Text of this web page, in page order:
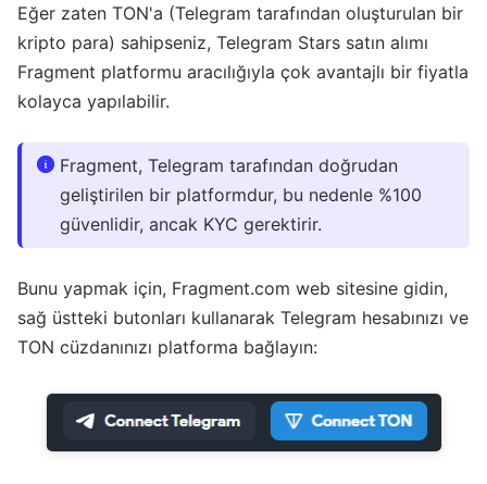
Eğer zaten TON'a (Telegram tarafından oluşturulan bir
kripto para) sahipseniz, Telegram Stars satın alımı
Fragment platformu aracılığıyla çok avantajlı bir fiyatla
kolayca yapılabilir.
Fragment, Telegram tarafından doğrudan
geliştirilen bir platformdur, bu nedenle %100
güvenlidir, ancak KYC gerektirir.
Bunu yapmak için, Fragment.com web sitesine gidin,
sağ üstteki butonları kullanarak Telegram hesabınızı ve
TON cüzdanınızı platforma bağlayın: